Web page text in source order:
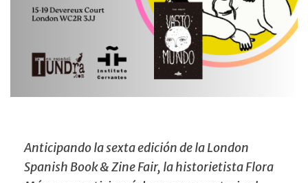
Anticipando la sexta edición de la London
Spanish Book & Zine Fair, la historietista Flora